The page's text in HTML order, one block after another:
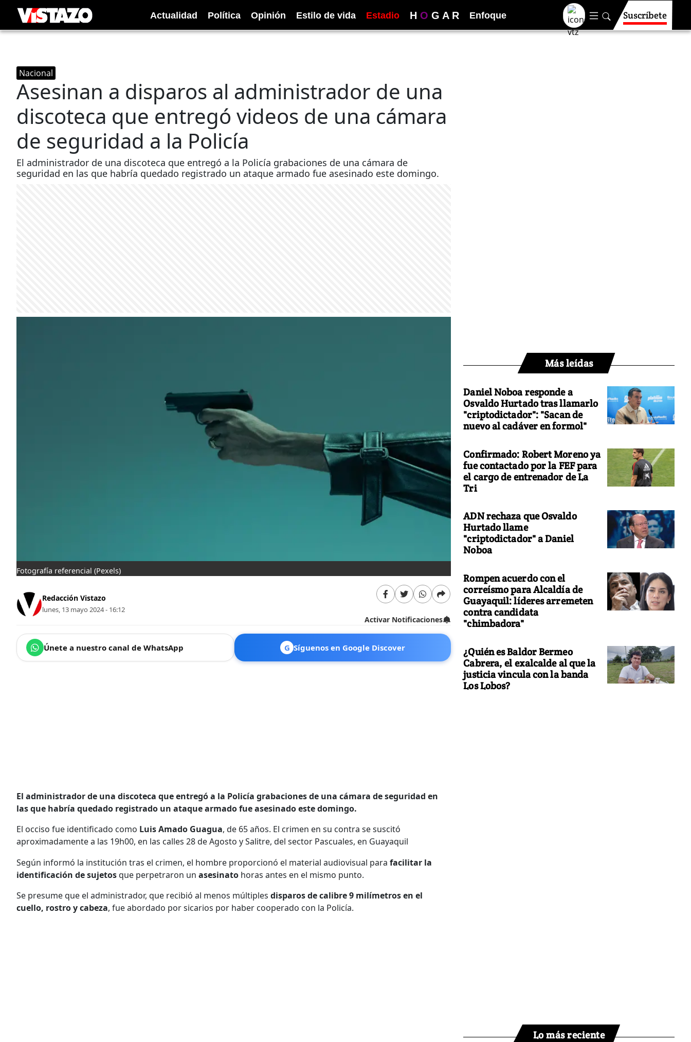
Actualidad Política Opinión Estilo de vida Estadio H O G A R Enfoque Suscríbete
Nacional
Asesinan a disparos al administrador de una
discoteca que entregó videos de una cámara
de seguridad a la Policía
El administrador de una discoteca que entregó a la Policía grabaciones de una cámara de
seguridad en las que habría quedado registrado un ataque armado fue asesinado este domingo.
Fotografía referencial (Pexels)
Redacción Vistazo
lunes, 13 mayo 2024 - 16:12
Activar Notificaciones
Únete a nuestro canal de WhatsApp G Síguenos en Google Discover
El administrador de una discoteca que entregó a la Policía grabaciones de una cámara de seguridad en
las que habría quedado registrado un ataque armado fue asesinado este domingo.
El occiso fue identificado como Luis Amado Guagua, de 65 años. El crimen en su contra se suscitó
aproximadamente a las 19h00, en las calles 28 de Agosto y Salitre, del sector Pascuales, en Guayaquil
Según informó la institución tras el crimen, el hombre proporcionó el material audiovisual para facilitar la
identificación de sujetosque perpetraron un asesinato horas antes en el mismo punto.
Se presume que el administrador, que recibió al menos múltiples disparos de calibre 9 milímetros en el
cuello, rostro y cabeza, fue abordado por sicarios por haber cooperado con la Policía.
Más leídas
Daniel Noboa responde a
Osvaldo Hurtado tras llamarlo
"criptodictador": "Sacan de
nuevo al cadáver en formol"
Confirmado: Robert Moreno ya
fue contactado por la FEF para
el cargo de entrenador de La
Tri
ADN rechaza que Osvaldo
Hurtado llame
"criptodictador" a Daniel
Noboa
Rompen acuerdo con el
correísmo para Alcaldía de
Guayaquil: líderes arremeten
contra candidata
"chimbadora"
¿Quién es Baldor Bermeo
Cabrera, el exalcalde al que la
justicia vincula con la banda
Los Lobos?
Lo más reciente